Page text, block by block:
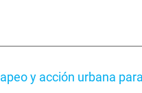
y acción urbana